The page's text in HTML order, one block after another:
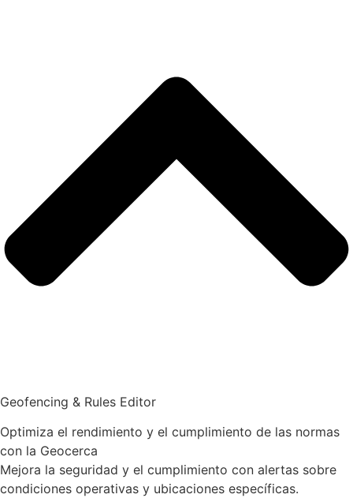
Geofencing & Rules Editor
Optimiza el rendimiento y el cumplimiento de las normas
con la Geocerca
Mejora la seguridad y el cumplimiento con alertas sobre
condiciones operativas y ubicaciones específicas.